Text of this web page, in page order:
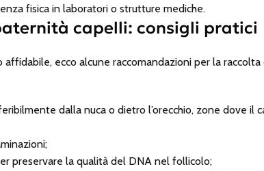
fisica in laboratori o strutture mediche.
capelli: consigli pratici
ecco alcune raccomandazioni per la raccolta
dalla nuca o dietro l’orecchio, zone dove il
preservare la qualità del DNA nel follicolo;